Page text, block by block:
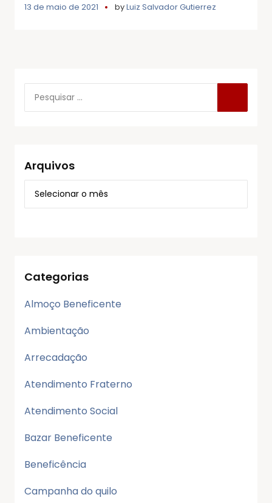
13 de maio de 2021 byLuiz Salvador Gutierrez
Arquivos
Categorias
Almoço Beneficente
Ambientação
Arrecadação
Atendimento Fraterno
Atendimento Social
Bazar Beneficente
Beneficência
Campanha do quilo